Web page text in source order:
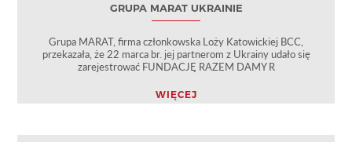
GRUPA MARAT UKRAINIE
Grupa MARAT, firma członkowska Loży Katowickiej BCC,
przekazała, że 22 marca br. jej partnerom z Ukrainy udało się
zarejestrować FUNDACJĘ RAZEM DAMY R
WIĘCEJ